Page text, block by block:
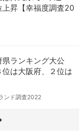
昇【幸福度調査20
ランキング大公
は大阪府、２位は
ンド調査2022